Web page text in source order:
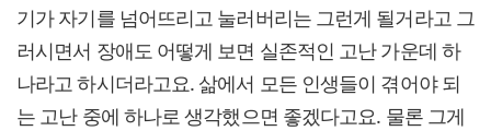
기가 자기를 넘어뜨리고 눌러버리는 그런게 될거라고 그
러시면서 장애도 어떻게 보면 실존적인 고난 가운데 하
나라고 하시더라고요. 삶에서 모든 인생들이 겪어야 되
는 고난 중에 하나로 생각했으면 좋겠다고요. 물론 그게